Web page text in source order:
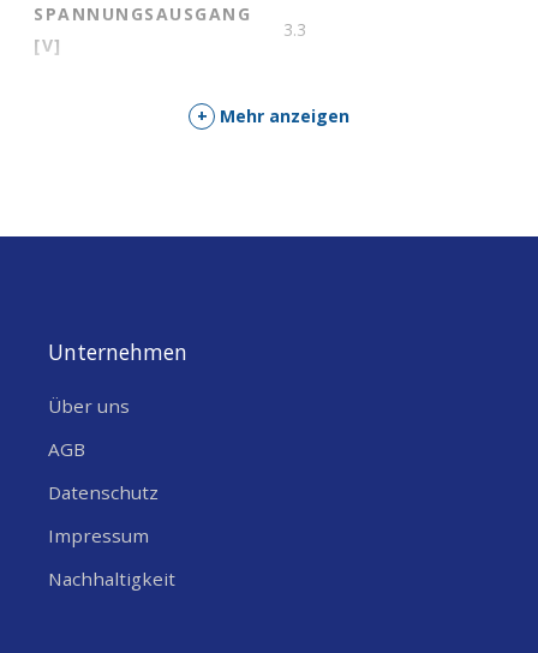
SPANNUNGSAUSGANG
[V]
3.3
+ Mehr anzeigen
Unternehmen
Über uns
AGB
Datenschutz
Impressum
Nachhaltigkeit